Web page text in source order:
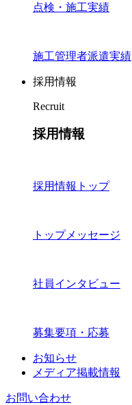
点検・施工実績
施工管理者派遣実績
採用情報
Recruit
採用情報
採用情報トップ
トップメッセージ
社員インタビュー
募集要項・応募
お知らせ
メディア掲載情報
お問い合わせ